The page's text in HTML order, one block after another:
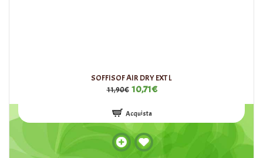
SOFFISOF AIR DRY EXT L
11,90€ 10,71€
Acquista